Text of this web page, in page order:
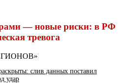
— новые риски: в РФ
тревога
слив данных поставил
удар